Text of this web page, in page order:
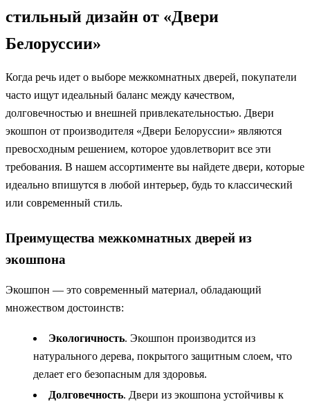
стильный дизайн от «Двери
Белоруссии»
Когда речь идет о выборе межкомнатных дверей, покупатели
часто ищут идеальный баланс между качеством,
долговечностью и внешней привлекательностью. Двери
экошпон от производителя «Двери Белоруссии» являются
превосходным решением, которое удовлетворит все эти
требования. В нашем ассортименте вы найдете двери, которые
идеально впишутся в любой интерьер, будь то классический
или современный стиль.
Преимущества межкомнатных дверей из
экошпона
Экошпон — это современный материал, обладающий
множеством достоинств:
Экологичность. Экошпон производится из
натурального дерева, покрытого защитным слоем, что
делает его безопасным для здоровья.
Долговечность. Двери из экошпона устойчивы к